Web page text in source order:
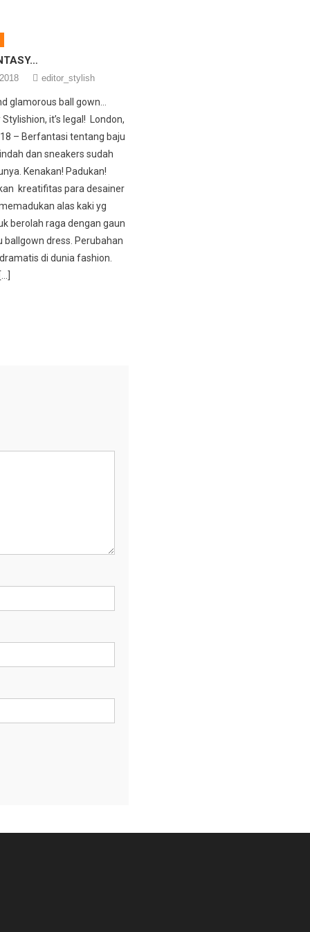
editor_stylish
glamorous ball gown…
it’s legal! London,
– Berfantasi tentang baju
dan sneakers sudah
Kenakan! Padukan!
kreatifitas para desainer
alas kaki yg
berolah raga dengan gaun
ballgown dress. Perubahan
di dunia fashion.